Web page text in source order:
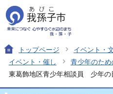
トップページ
イベント・
イベント・催し
青少年のた
東葛飾地区青少年相談員 少年の